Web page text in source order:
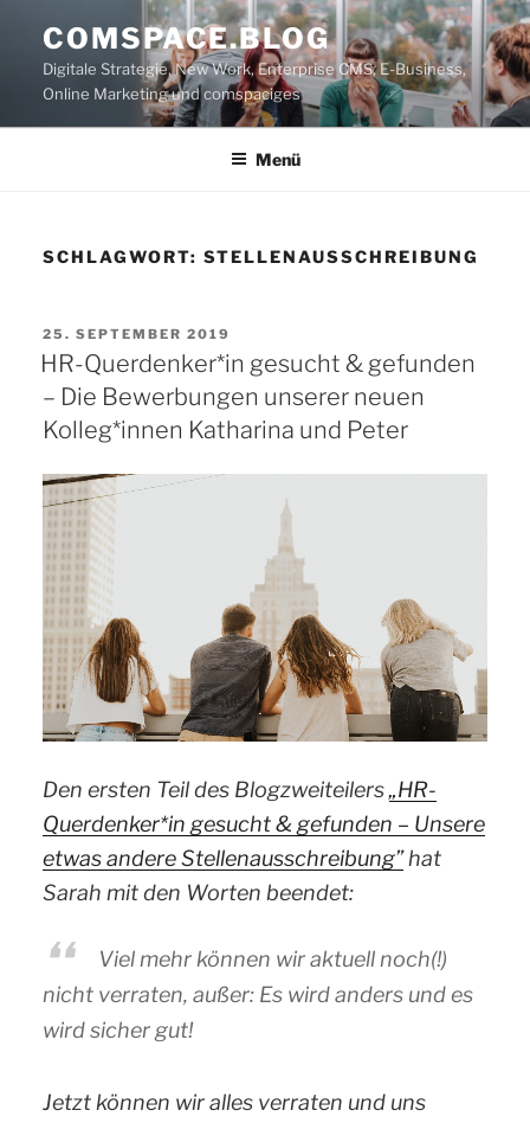
Inhalt
springen
COMSPACE.BLOG
Digitale Strategie, New Work, Enterprise CMS, E-Business,
Online Marketing und comspaciges
Menü
SCHLAGWORT: STELLENAUSSCHREIBUNG
VERÖFFENTLICHT
AM
25. SEPTEMBER 2019
HR-Querdenker*in gesucht & gefunden
– Die Bewerbungen unserer neuen
Kolleg*innen Katharina und Peter
Den ersten Teil des Blogzweiteilers„HR-
Querdenker*in gesucht & gefunden – Unsere
etwas andere Stellenausschreibung”hat
Sarah mit den Worten beendet:
Viel mehr können wir aktuell noch(!)
nicht verraten, außer: Es wird anders und es
wird sicher gut!
Jetzt können wir alles verraten und uns